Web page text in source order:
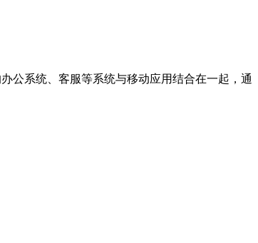
公系统、客服等系统与移动应用结合在一起，通